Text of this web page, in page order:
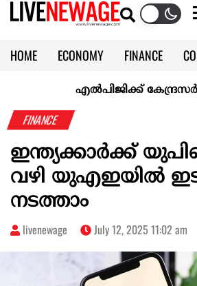
HOME ECONOMY FINANCE
KERALA @70
എല്‍പിജിക്ക്
FINANCE
ഇന്ത്യക്കാര്‍ക്ക്
വഴി യുഎഇയില്‍
നടത്താം
livenewage July 12, 2025 11:02 am